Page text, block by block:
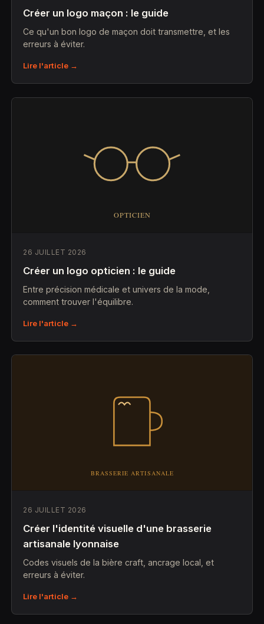
Créer un logo maçon : le guide
Ce qu'un bon logo de maçon doit transmettre, et les
erreurs à éviter.
Lire l'article →
26 JUILLET 2026
Créer un logo opticien : le guide
Entre précision médicale et univers de la mode,
comment trouver l'équilibre.
Lire l'article →
26 JUILLET 2026
Créer l'identité visuelle d'une brasserie
artisanale lyonnaise
Codes visuels de la bière craft, ancrage local, et
erreurs à éviter.
Lire l'article →